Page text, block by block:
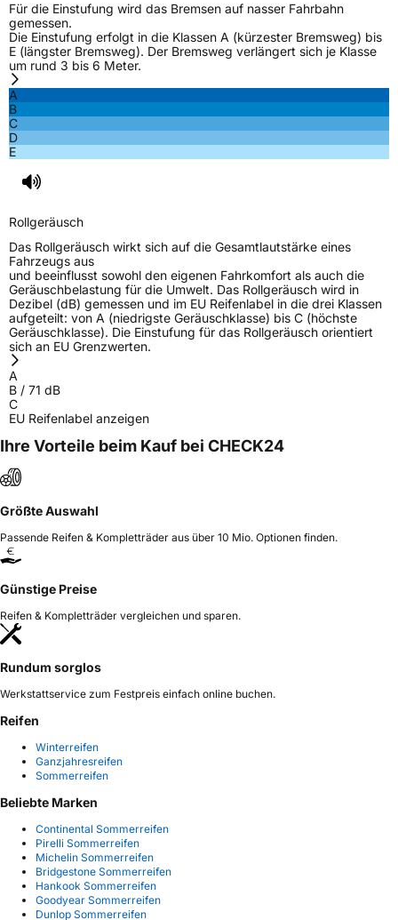
Für die Einstufung wird das Bremsen auf nasser Fahrbahn
gemessen.
Die Einstufung erfolgt in die Klassen A (kürzester Bremsweg) bis
E (längster Bremsweg). Der Bremsweg verlängert sich je Klasse
um rund 3 bis 6 Meter.
A
B
C
D
E
Rollgeräusch
Das Rollgeräusch wirkt sich auf die Gesamtlautstärke eines
Fahrzeugs aus
und beeinflusst sowohl den eigenen Fahrkomfort als auch die
Geräuschbelastung für die Umwelt. Das Rollgeräusch wird in
Dezibel (dB) gemessen und im EU Reifenlabel in die drei Klassen
aufgeteilt: von A (niedrigste Geräuschklasse) bis C (höchste
Geräuschklasse). Die Einstufung für das Rollgeräusch orientiert
sich an EU Grenzwerten.
A
B / 71 dB
C
EU Reifenlabel anzeigen
Ihre Vorteile beim Kauf bei CHECK24
Größte Auswahl
Passende Reifen & Kompletträder aus über 10 Mio. Optionen finden.
Günstige Preise
Reifen & Kompletträder vergleichen und sparen.
Rundum sorglos
Werkstattservice zum Festpreis einfach online buchen.
Reifen
Winterreifen
Ganzjahresreifen
Sommerreifen
Beliebte Marken
Continental Sommerreifen
Pirelli Sommerreifen
Michelin Sommerreifen
Bridgestone Sommerreifen
Hankook Sommerreifen
Goodyear Sommerreifen
Dunlop Sommerreifen